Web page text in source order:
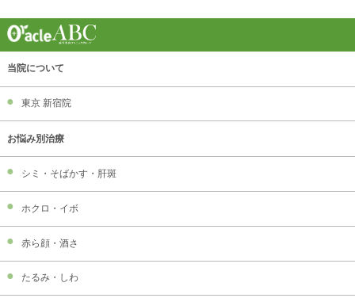
当院について
東京 新宿院
お悩み別治療
シミ・そばかす・肝斑
ホクロ・イボ
赤ら顔・酒さ
たるみ・しわ